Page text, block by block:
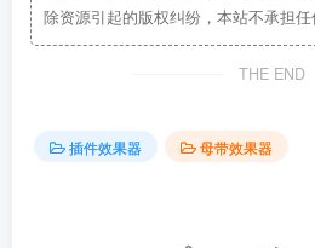
除资源引起的版权纠纷，本站不承担任
THE END
插件效果器 母带效果器